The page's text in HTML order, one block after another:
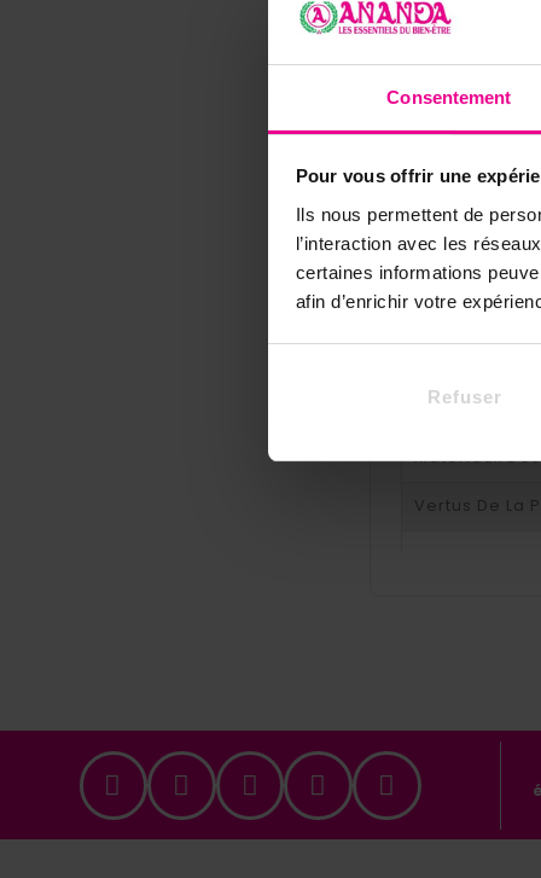
Consentement
Pour vous offrir une
Ils nous permettent de
l’interaction avec les
certaines informations
afin d’enrichir votre
Refuser
Référence
Fiche
Forme De La
Pierre
Couleur De La
Matériaux
Vertus De La